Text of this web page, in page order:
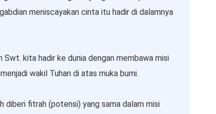
meniscayakan cinta itu hadir di dalamnya
Swt. kita hadir ke dunia dengan membawa misi
wakil Tuhan di atas muka bumi.
diberi fitrah (potensi) yang sama dalam misi